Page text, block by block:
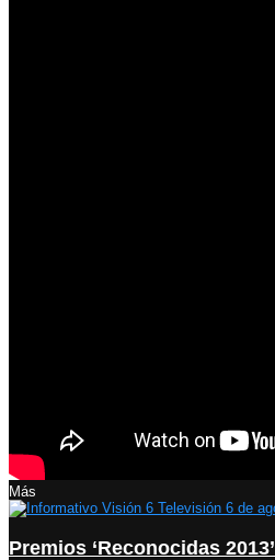
Más
Premios ‘Reconocidas 2013’